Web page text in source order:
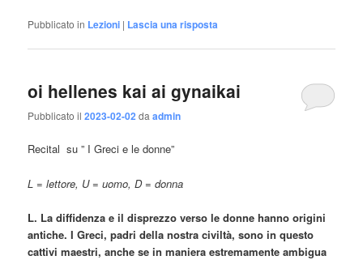
Pubblicato in Lezioni | Lascia una risposta
oi hellenes kai ai gynaikai
Pubblicato il2023-02-02daadmin
Recital su ” I Greci e le donne”
L = lettore, U = uomo, D = donna
L. La diffidenza e il disprezzo verso le donne hanno origini
antiche. I Greci, padri della nostra civiltà, sono in questo
cattivi maestri, anche se in maniera estremamente ambigua